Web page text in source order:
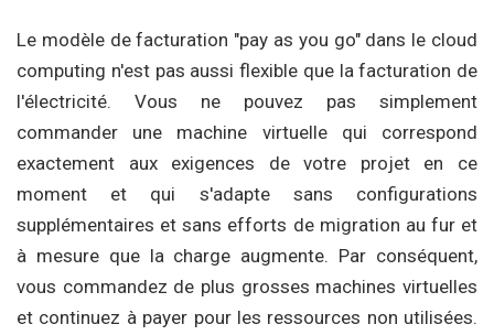
Le modèle de facturation "pay as you go" dans le cloud
computing n'est pas aussi flexible que la facturation de
l'électricité. Vous ne pouvez pas simplement
commander une machine virtuelle qui correspond
exactement aux exigences de votre projet en ce
moment et qui s'adapte sans configurations
supplémentaires et sans efforts de migration au fur et
à mesure que la charge augmente. Par conséquent,
vous commandez de plus grosses machines virtuelles
et continuez à payer pour les ressources non utilisées.